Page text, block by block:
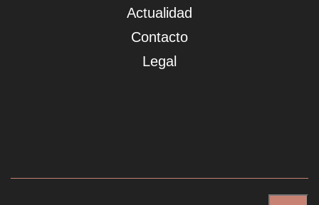
Actualidad
Contacto
Legal